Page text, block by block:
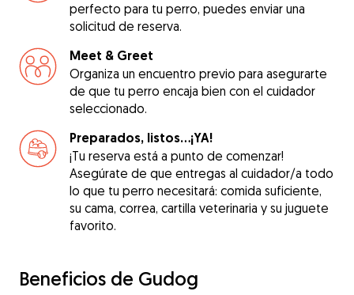
perfecto para tu perro, puedes enviar una
solicitud de reserva.
Meet & Greet
Organiza un encuentro previo para asegurarte
de que tu perro encaja bien con el cuidador
seleccionado.
Preparados, listos...¡YA!
¡Tu reserva está a punto de comenzar!
Asegúrate de que entregas al cuidador/a todo
lo que tu perro necesitará: comida suficiente,
su cama, correa, cartilla veterinaria y su juguete
favorito.
Beneficios de Gudog